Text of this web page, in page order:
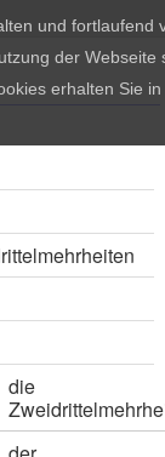
die
und fortlaufend
der Webseite
erhalten Sie